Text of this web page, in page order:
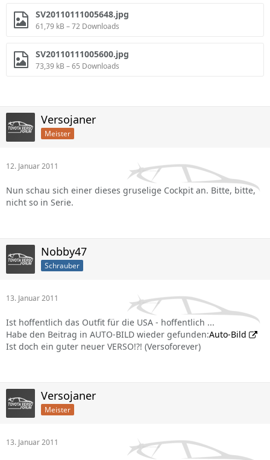
SV20110111005648.jpg
61,79 kB – 72 Downloads
SV20110111005600.jpg
73,39 kB – 65 Downloads
Versojaner
Meister
12. Januar 2011
Nun schau sich einer dieses gruselige Cockpit an. Bitte, bitte,
nicht so in Serie.
Nobby47
Schrauber
13. Januar 2011
Ist hoffentlich das Outfit für die USA - hoffentlich ...
Habe den Beitrag in AUTO-BILD wieder gefunden:Auto-Bild
Ist doch ein guter neuer VERSO!?! (Versoforever)
Versojaner
Meister
13. Januar 2011